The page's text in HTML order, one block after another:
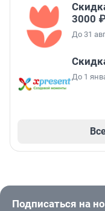
3000
До 31
До 1
Подписаться на